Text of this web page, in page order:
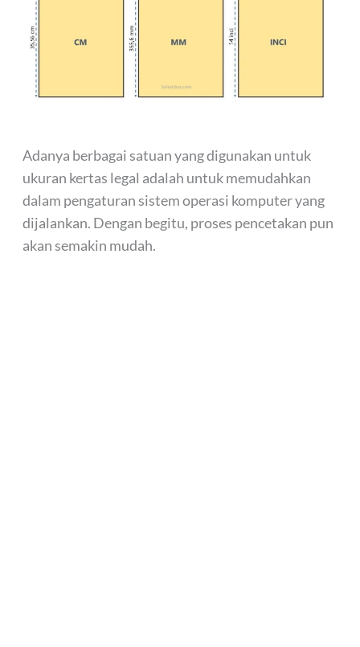
Adanya berbagai satuan yang digunakan untuk
ukuran kertas legal adalah untuk memudahkan
dalam pengaturan sistem operasi komputer yang
dijalankan. Dengan begitu, proses pencetakan pun
akan semakin mudah.